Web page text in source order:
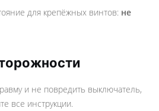
для крепёжных винтов: не
и не повредить выключатель,
все инструкции.